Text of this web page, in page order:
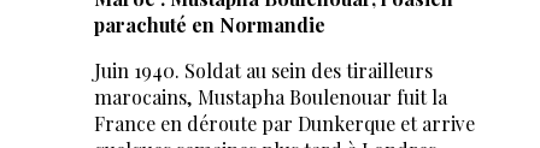
parachuté en Normandie
Juin 1940. Soldat au sein des tirailleurs
marocains, Mustapha Boulenouar fuit la
France en déroute par Dunkerque et arrive